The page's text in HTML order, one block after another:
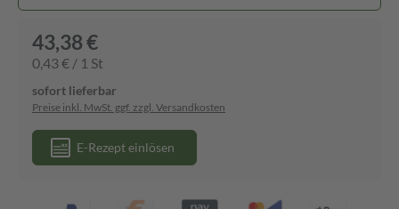
43,38 €
0,43 € / 1 St
sofort lieferbar
Preise inkl. MwSt. ggf. zzgl. Versandkosten
E-Rezept einlösen